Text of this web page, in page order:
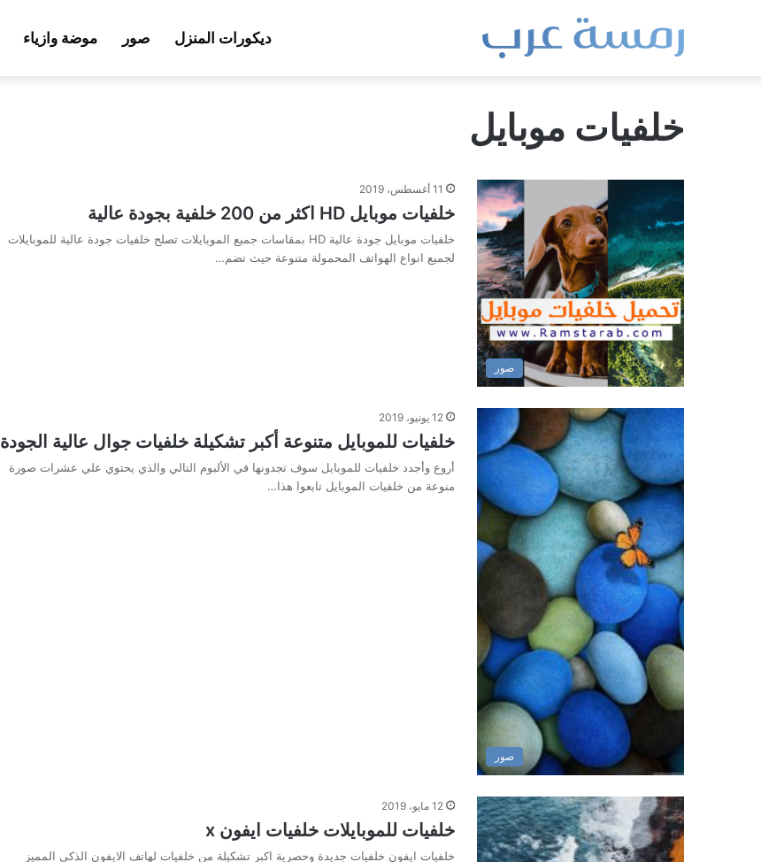
ديكورات المنزل صور موضة وازياء
خلفيات موبايل
صور
11 أغسطس، 2019
خلفيات موبايل HD اكثر من 200 خلفية بجودة عالية
خلفيات موبايل جودة عالية HD بمقاسات جميع الموبايلات تصلح خلفيات جودة عالية للموبايلات
لجميع انواع الهواتف المحمولة متنوعة حيث تضم…
صور
12 يونيو، 2019
خلفيات للموبايل متنوعة أكبر تشكيلة خلفيات جوال عالية الجودة
أروع وأجدد خلفيات للموبايل سوف تجدونها في الألبوم التالي والذي يحتوي علي عشرات صورة
منوعة من خلفيات الموبايل تابعوا هذا…
12 مايو، 2019
خلفيات للموبايلات خلفيات ايفون x
خلفيات ايفون خلفيات جديدة وحصرية اكبر تشكيلة من خلفيات لهاتف الايفون الذكي المميز